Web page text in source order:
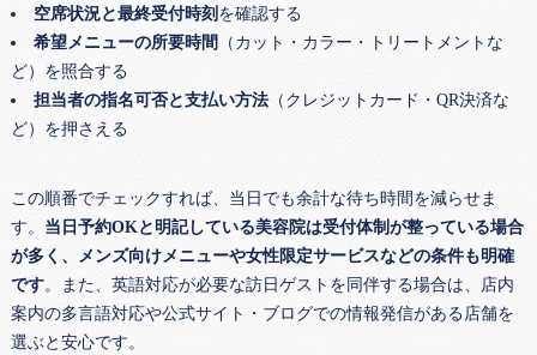
空席状況と最終受付時刻 を確認する
希望メニューの所要時間
（カット・カラー・トリートメントな
ど）を照合する
担当者の指名可否と支払い方法（クレジットカード・QR決済な
ど）を押さえる
この順番でチェックすれば、当日でも余計な待ち時間を減らせま
す。 当日予約OKと明記している美容院は受付体制が整っている場合
が多く、メンズ向けメニューや女性限定サービスなどの条件も明確
です。また、英語対応が必要な訪日ゲストを同伴する場合は、店内
案内の多言語対応や公式サイト・ブログでの情報発信がある店舗を
選ぶと安心です。